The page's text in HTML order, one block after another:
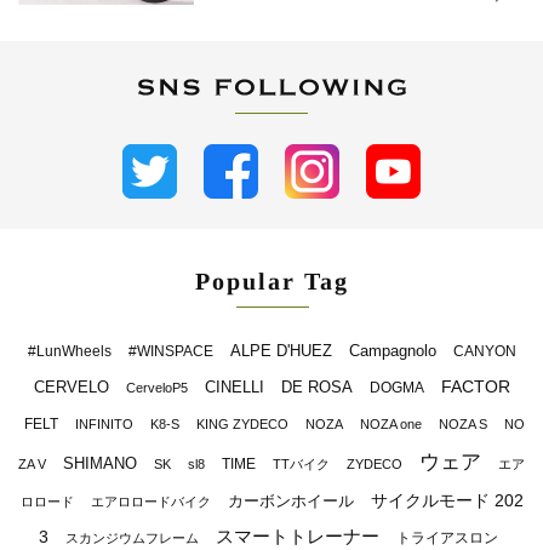
Popular Tag
#LunWheels #WINSPACE ALPE D'HUEZ Campagnolo CANYON
CERVELO CerveloP5 CINELLI DE ROSA DOGMA FACTOR
FELT INFINITO K8-S KING ZYDECO NOZA NOZA one NOZA S NO
ZA V SHIMANO SK sl8 TIME TTバイク ZYDECO ウェア エア
ロロード エアロロードバイク カーボンホイール
サイクルモード 202
3
スカンジウムフレーム スマートトレーナー トライアスロン